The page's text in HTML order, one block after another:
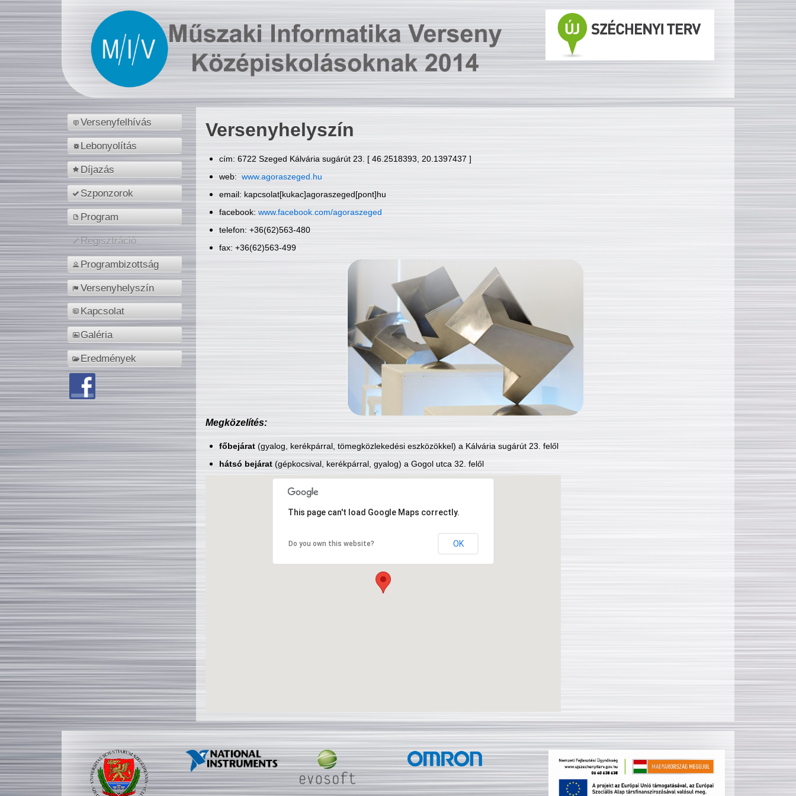
Versenyfelhívás
Lebonyolítás
Díjazás
Szponzorok
Program
Regisztráció
Programbizottság
Versenyhelyszín
Kapcsolat
Galéria
Eredmények
Versenyhelyszín
cím: 6722 Szeged Kálvária sugárút 23. [ 46.2518393, 20.1397437 ]
web: www.agoraszeged.hu
email: kapcsolat[kukac]agoraszeged[pont]hu
facebook: www.facebook.com/agoraszeged
telefon: +36(62)563-480
fax: +36(62)563-499
Megközelítés:
főbejárat(gyalog, kerékpárral, tömegközlekedési eszközökkel) a Kálvária sugárút 23. felől
hátsó bejárat(gépkocsival, kerékpárral, gyalog) a Gogol utca 32. felől
This page can't load Google Maps correctly.
Do you own this website? OK